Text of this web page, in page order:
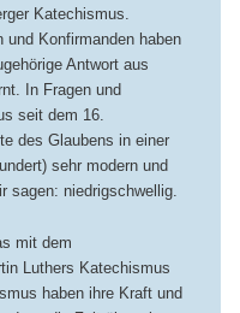
Katechismus.
und Konfirmanden haben
Antwort aus
In Fragen und
seit dem 16.
des Glaubens in einer
sehr modern und
sagen: niedrigschwellig.
mit dem
Luthers Katechismus
haben ihre Kraft und